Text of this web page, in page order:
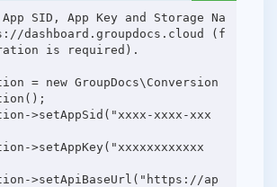
SID, App Key and Storage Na
dashboard.groupdocs.cloud (f
is required).
= new GroupDocs\Conversion
>setAppSid("xxxx-xxxx-xxx
>setAppKey("xxxxxxxxxxxx
>setApiBaseUrl("https://ap